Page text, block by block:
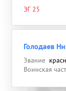
ЭГ 25
Голодаев
Звание
Воинская